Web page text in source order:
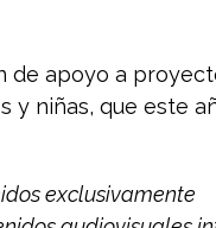
de apoyo a
y niñas, que este
exclusivamente